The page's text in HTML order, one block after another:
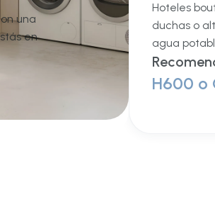
una
en
Hoteles
duchas o
agua
H600 o